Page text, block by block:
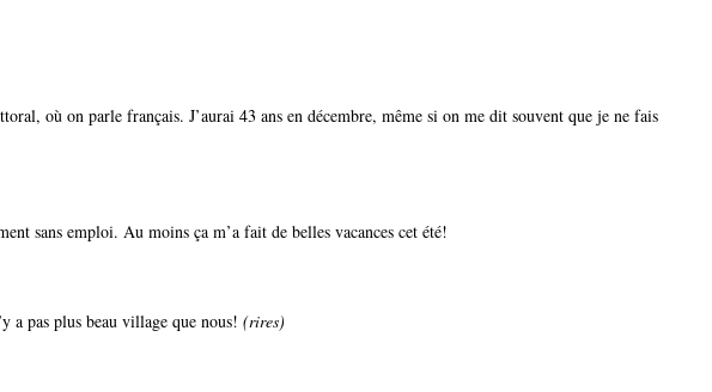
où on parle français. J’aurai 43 ans en décembre, même si on me dit souvent que je ne fais
sans emploi. Au moins ça m’a fait de belles vacances cet été!
a pas plus beau village que nous! (rires)